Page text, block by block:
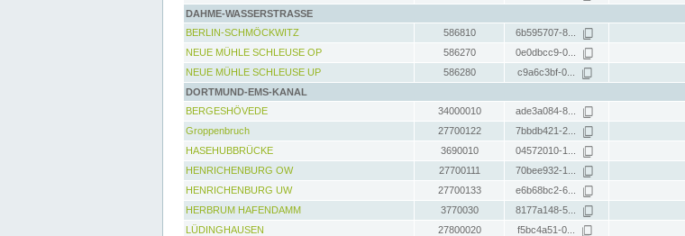
DAHME-WASSERSTRASSE
BERLIN-SCHMÖCKWITZ
586810 6b595707-8...
NEUE MÜHLE SCHLEUSE OP
586270 0e0dbcc9-0...
NEUE MÜHLE SCHLEUSE UP
586280 c9a6c3bf-0...
DORTMUND-EMS-KANAL
BERGESHÖVEDE
34000010 ade3a084-8...
Groppenbruch
27700122 7bbdb421-2...
HASEHUBBRÜCKE
3690010 04572010-1...
HENRICHENBURG OW
27700111 70bee932-1...
HENRICHENBURG UW
27700133 e6b68bc2-6...
HERBRUM HAFENDAMM
3770030 8177a148-5...
LÜDINGHAUSEN
27800020 f5bc4a51-0...